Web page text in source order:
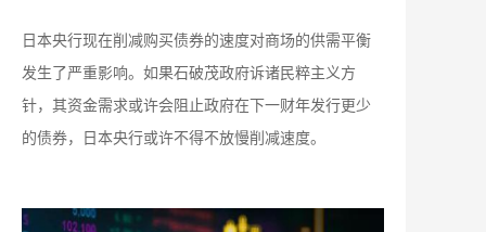
日本央行现在削减购买债券的速度对商场的供需平衡
发生了严重影响。如果石破茂政府诉诸民粹主义方
针，其资金需求或许会阻止政府在下一财年发行更少
的债券，日本央行或许不得不放慢削减速度。